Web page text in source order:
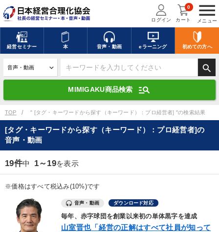
menu
メニュー
ログイン カート
0
経営セミナー 本 音声・動画 eラーニング 初めての方へ
search
MIMIGAKU商品検索 manage_search
キーワードを入力して探す
デジタル版対応のみ検索結果に表示する
search 上記の条件で検索
mic 講演収録物を探す
全国経営者セミナー講演収録物（全1315タイトル）からお探しいただけ
ます
優秀各社の智恵と戦略 事業家のロマンと経営
TOP " [タグ・キーワードから探す（キーワード）：プロ経営者] "の検索結果
[タグ・キーワードから探す（キーワード）：プロ経営者]の
音声・動画
19件中 1～19を表示
※価格はすべて税込み(10%)です
音声・動画 ダウンロード対応
毎年、赤字球団を創業以来初の単体黒字を達成
山室晋也「経営の正解はすべて社員が知って